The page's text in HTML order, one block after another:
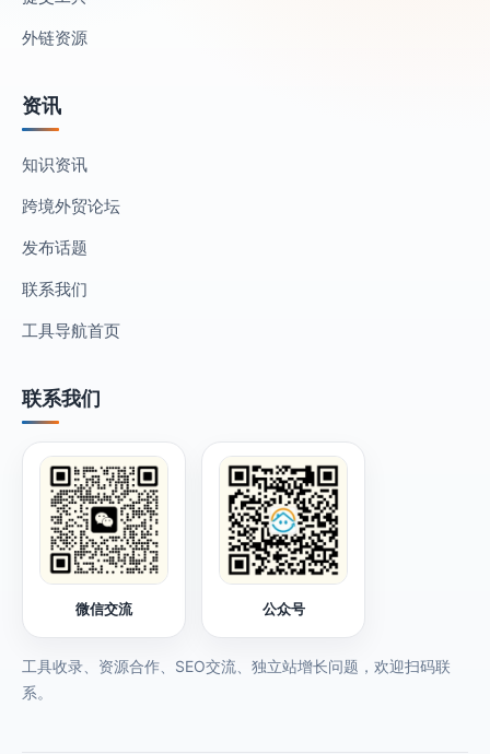
外链资源
资讯
知识资讯
跨境外贸论坛
发布话题
联系我们
工具导航首页
联系我们
微信交流 公众号
工具收录、资源合作、SEO交流、独立站增长问题，欢迎扫码联
系。